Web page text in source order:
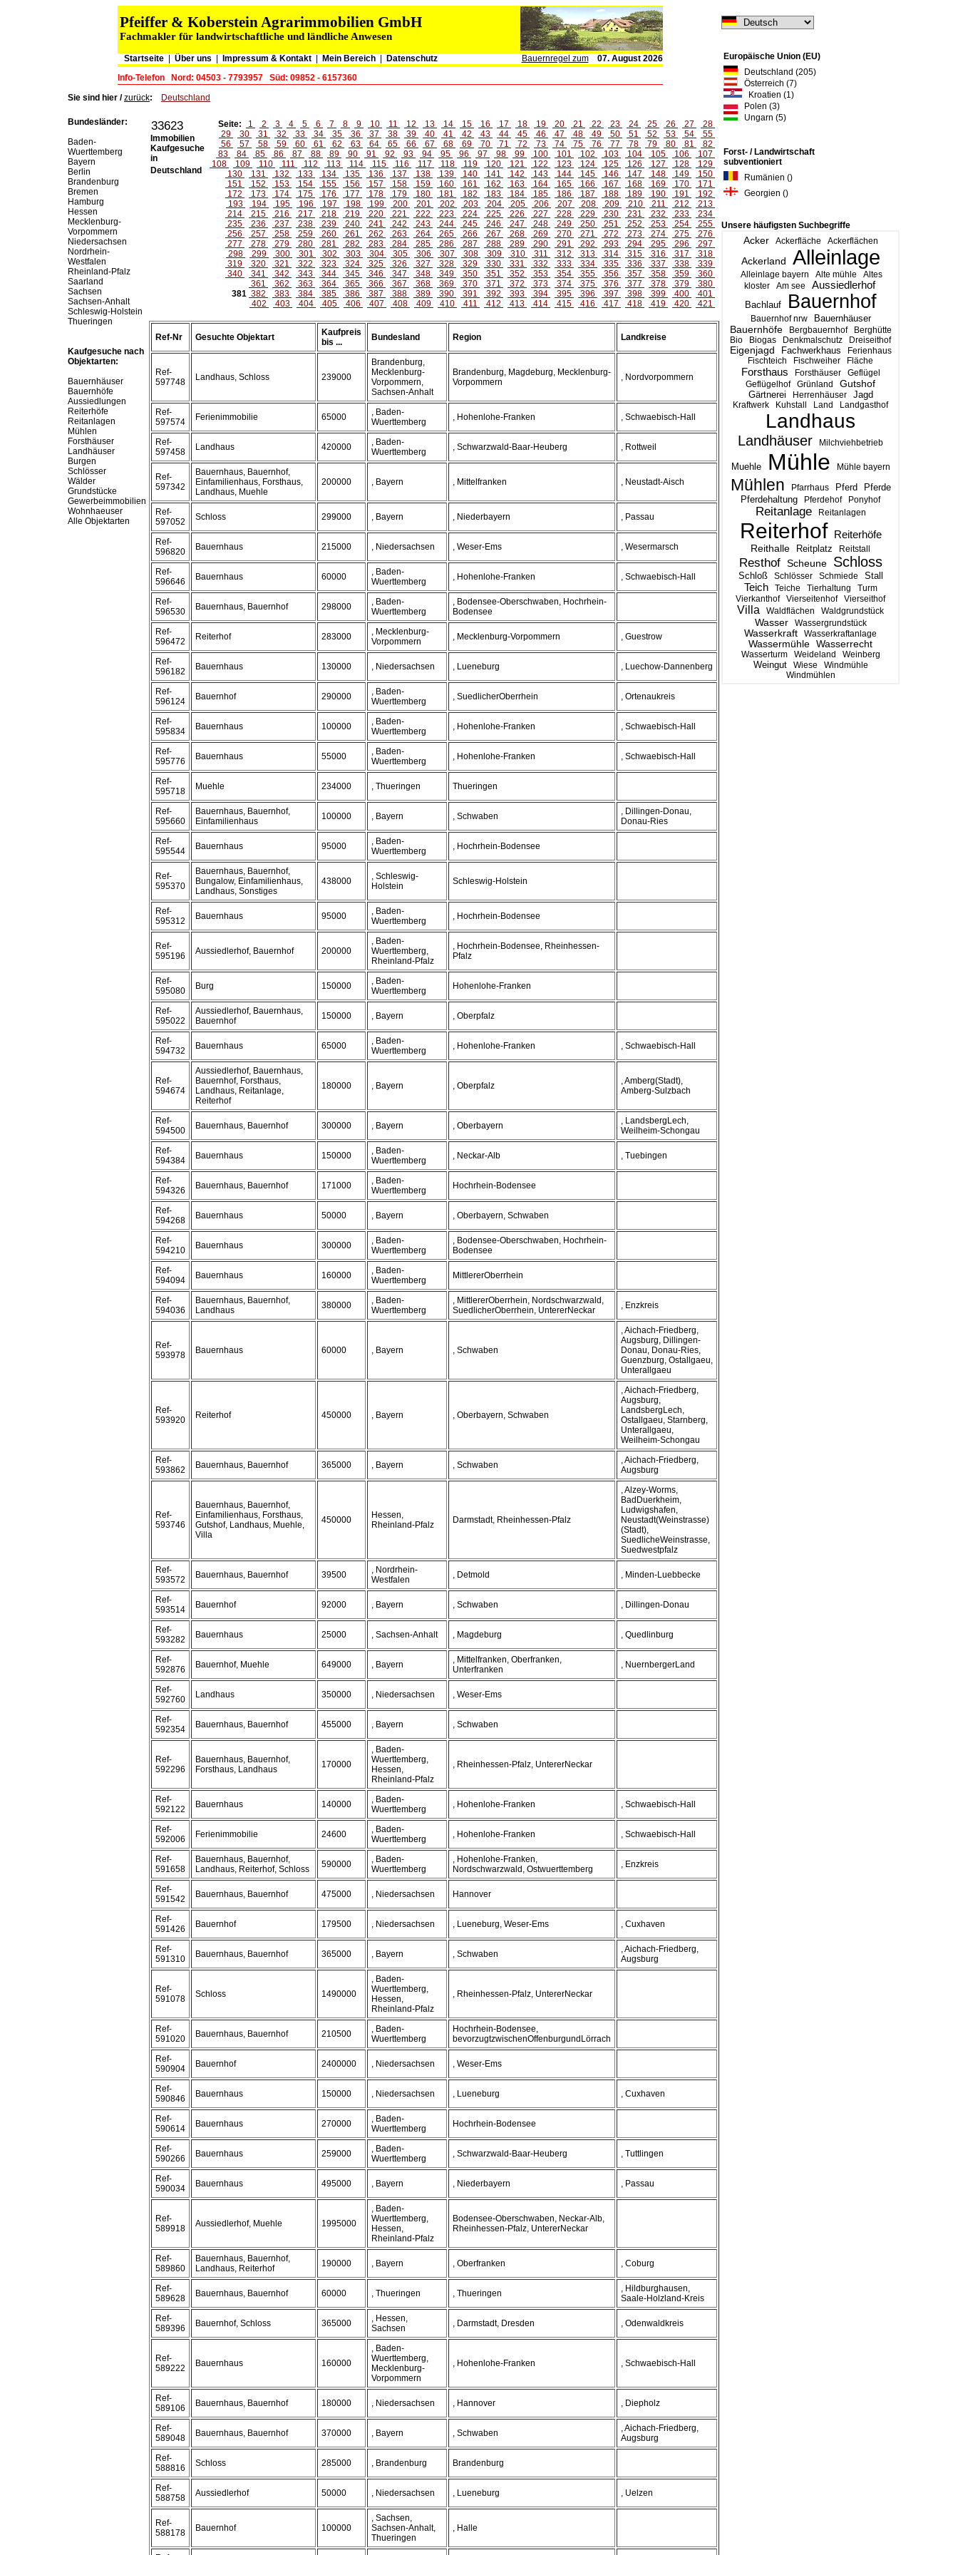
Pfeiffer & Koberstein Agrarimmobilien GmbH
Fachmakler für landwirtschaftliche und ländliche Anwesen
Startseite| Über uns Impressum & Kontakt| Mein Bereich Datenschutz Bauernregel zum
07. August 2026
Info-Telefon
Nord: 04503 - 7793957 Süd: 09852 - 6157360
Europäische Union (EU)
Deutschland (205)
Österreich (7)
Kroatien (1)
Polen (3)
Ungarn (5)
Forst- / Landwirtschaft
subventioniert
Rumänien ()
Georgien ()
Unsere häufigsten Suchbegriffe
Acker Ackerfläche Ackerflächen
Ackerland Alleinlage
Alleinlage bayern Alte mühle
Altes
kloster
Am see Aussiedlerhof
Bachlauf Bauernhof
Bauernhof nrw Bauernhäuser
Bauernhöfe Bergbauernhof
Berghütte
Bio
Biogas Denkmalschutz Dreiseithof
Eigenjagd Fachwerkhaus
Ferienhaus
Fischteich
Fischweiher Fläche
Forsthaus Forsthäuser
Geflügel
Geflügelhof
Grünland
Gutshof
Gärtnerei
Herrenhäuser Jagd
Kraftwerk Kuhstall Land Landgasthof
Landhaus
Landhäuser Milchviehbetrieb
Muehle Mühle Mühle bayern
Mühlen Pfarrhaus Pferd Pferde
Pferdehaltung Pferdehof Ponyhof
Reitanlage Reitanlagen
Reiterhof Reiterhöfe
Reithalle Reitplatz Reitstall
Resthof Scheune Schloss
Schloß Schlösser Schmiede Stall
Teich Teiche Tierhaltung
Turm
Vierkanthof
Vierseitenhof Vierseithof
Villa Waldflächen Waldgrundstück
Wasser Wassergrundstück
Wasserkraft Wasserkraftanlage
Wassermühle Wasserrecht
Wasserturm Weideland Weinberg
Weingut Wiese
Windmühle
Windmühlen
Sie sind hier /zurück: Deutschland
Bundesländer:
Baden-
Wuerttemberg
Bayern
Berlin
Brandenburg
Bremen
Hamburg
Hessen
Mecklenburg-
Vorpommern
Niedersachsen
Nordrhein-
Westfalen
Rheinland-Pfalz
Saarland
Sachsen
Sachsen-Anhalt
Schleswig-Holstein
Thueringen
Kaufgesuche nach
Objektarten:
Bauernhäuser
Bauernhöfe
Aussiedlungen
Reiterhöfe
Reitanlagen
Mühlen
Forsthäuser
Landhäuser
Burgen
Schlösser
Wälder
Grundstücke
Gewerbeimmobilien
Wohnhaeuser
Alle Objektarten
33623
Immobilien
Kaufgesuche
in
Deutschland
Seite: 1 2 3 4 5 6 7 8 9 10 11 12 13 14 15 16 17 18 19 20 21 22 23 24 25 26 27
28
29
30 31 32 33 34 35 36 37 38 39 40 41 42 43 44 45 46 47 48 49 50 51 52 53 54
55
56
57 58 59 60 61 62 63 64 65 66 67 68 69 70 71 72 73 74 75 76 77 78 79 80 81
82
83
84 85 86 87 88 89 90 91 92 93 94 95 96 97 98 99 100 101 102 103 104 105 106
107
108
109 110 111 112 113 114 115 116 117 118 119 120 121 122 123 124 125 126 127 128
129
130
131 132 133 134 135 136 137 138 139 140 141 142 143 144 145 146 147 148 149
150
151
152 153 154 155 156 157 158 159 160 161 162 163 164 165 166 167 168 169 170
171
172
173 174 175 176 177 178 179 180 181 182 183 184 185 186 187 188 189 190 191
192
193
194 195 196 197 198 199 200 201 202 203 204 205 206 207 208 209 210 211 212
213
214
215 216 217 218 219 220 221 222 223 224 225 226 227 228 229 230 231 232 233
234
235
236 237 238 239 240 241 242 243 244 245 246 247 248 249 250 251 252 253 254
255
256
257 258 259 260 261 262 263 264 265 266 267 268 269 270 271 272 273 274 275
276
277
278 279 280 281 282 283 284 285 286 287 288 289 290 291 292 293 294 295 296
297
298
299 300 301 302 303 304 305 306 307 308 309 310 311 312 313 314 315 316 317
318
319
320 321 322 323 324 325 326 327 328 329 330 331 332 333 334 335 336 337 338
339
340
341 342 343 344 345 346 347 348 349 350 351 352 353 354 355 356 357 358 359
360
361
362 363 364 365 366 367 368 369 370 371 372 373 374 375 376 377 378 379
380
381 382 383 384 385 386 387 388 389 390 391 392 393 394 395 396 397 398 399 400
401
402
403 404 405 406 407 408 409 410 411 412 413 414 415 416 417 418 419 420 421
Ref-Nr Gesuchte Objektart
Kaufpreis
bis ...
Bundesland Region Landkreise
Ref-
597748
Landhaus, Schloss 239000
Brandenburg,
Mecklenburg-
Vorpommern,
Sachsen-Anhalt
Brandenburg, Magdeburg, Mecklenburg-
Vorpommern
, Nordvorpommern
Ref-
597574
Ferienimmobilie 65000
, Baden-
Wuerttemberg
, Hohenlohe-Franken , Schwaebisch-Hall
Ref-
597458
Landhaus 420000
, Baden-
Wuerttemberg
, Schwarzwald-Baar-Heuberg , Rottweil
Ref-
597342
Bauernhaus, Bauernhof,
Einfamilienhaus, Forsthaus,
Landhaus, Muehle
200000 , Bayern , Mittelfranken , Neustadt-Aisch
Ref-
597052
Schloss 299000 , Bayern , Niederbayern , Passau
Ref-
596820
Bauernhaus 215000 , Niedersachsen , Weser-Ems , Wesermarsch
Ref-
596646
Bauernhaus 60000
, Baden-
Wuerttemberg
, Hohenlohe-Franken , Schwaebisch-Hall
Ref-
596530
Bauernhaus, Bauernhof 298000
, Baden-
Wuerttemberg
, Bodensee-Oberschwaben, Hochrhein-
Bodensee
Ref-
596472
Reiterhof 283000
, Mecklenburg-
Vorpommern
, Mecklenburg-Vorpommern , Guestrow
Ref-
596182
Bauernhaus 130000 , Niedersachsen , Lueneburg , Luechow-Dannenberg
Ref-
596124
Bauernhof 290000
, Baden-
Wuerttemberg
, SuedlicherOberrhein , Ortenaukreis
Ref-
595834
Bauernhaus 100000
, Baden-
Wuerttemberg
, Hohenlohe-Franken , Schwaebisch-Hall
Ref-
595776
Bauernhaus 55000
, Baden-
Wuerttemberg
, Hohenlohe-Franken , Schwaebisch-Hall
Ref-
595718
Muehle 234000 , Thueringen Thueringen
Ref-
595660
Bauernhaus, Bauernhof,
Einfamilienhaus
100000 , Bayern , Schwaben
, Dillingen-Donau,
Donau-Ries
Ref-
595544
Bauernhaus 95000
, Baden-
Wuerttemberg
, Hochrhein-Bodensee
Ref-
595370
Bauernhaus, Bauernhof,
Bungalow, Einfamilienhaus,
Landhaus, Sonstiges
438000
, Schleswig-
Holstein
Schleswig-Holstein
Ref-
595312
Bauernhaus 95000
, Baden-
Wuerttemberg
, Hochrhein-Bodensee
Ref-
595196
Aussiedlerhof, Bauernhof 200000
, Baden-
Wuerttemberg,
Rheinland-Pfalz
, Hochrhein-Bodensee, Rheinhessen-
Pfalz
Ref-
595080
Burg 150000
, Baden-
Wuerttemberg
Hohenlohe-Franken
Ref-
595022
Aussiedlerhof, Bauernhaus,
Bauernhof
150000 , Bayern , Oberpfalz
Ref-
594732
Bauernhaus 65000
, Baden-
Wuerttemberg
, Hohenlohe-Franken , Schwaebisch-Hall
Ref-
594674
Aussiedlerhof, Bauernhaus,
Bauernhof, Forsthaus,
Landhaus, Reitanlage,
Reiterhof
180000 , Bayern , Oberpfalz
, Amberg(Stadt),
Amberg-Sulzbach
Ref-
594500
Bauernhaus, Bauernhof 300000 , Bayern , Oberbayern
, LandsbergLech,
Weilheim-Schongau
Ref-
594384
Bauernhaus 150000
, Baden-
Wuerttemberg
, Neckar-Alb , Tuebingen
Ref-
594326
Bauernhaus, Bauernhof 171000
, Baden-
Wuerttemberg
Hochrhein-Bodensee
Ref-
594268
Bauernhaus 50000 , Bayern , Oberbayern, Schwaben
Ref-
594210
Bauernhaus 300000
, Baden-
Wuerttemberg
, Bodensee-Oberschwaben, Hochrhein-
Bodensee
Ref-
594094
Bauernhaus 160000
, Baden-
Wuerttemberg
MittlererOberrhein
Ref-
594036
Bauernhaus, Bauernhof,
Landhaus
380000
, Baden-
Wuerttemberg
, MittlererOberrhein, Nordschwarzwald,
SuedlicherOberrhein, UntererNeckar
, Enzkreis
Ref-
593978
Bauernhaus 60000 , Bayern , Schwaben
, Aichach-Friedberg,
Augsburg, Dillingen-
Donau, Donau-Ries,
Guenzburg, Ostallgaeu,
Unterallgaeu
Ref-
593920
Reiterhof 450000 , Bayern , Oberbayern, Schwaben
, Aichach-Friedberg,
Augsburg,
LandsbergLech,
Ostallgaeu, Starnberg,
Unterallgaeu,
Weilheim-Schongau
Ref-
593862
Bauernhaus, Bauernhof 365000 , Bayern , Schwaben
, Aichach-Friedberg,
Augsburg
Ref-
593746
Bauernhaus, Bauernhof,
Einfamilienhaus, Forsthaus,
Gutshof, Landhaus, Muehle,
Villa
450000
Hessen,
Rheinland-Pfalz
Darmstadt, Rheinhessen-Pfalz
, Alzey-Worms,
BadDuerkheim,
Ludwigshafen,
Neustadt(Weinstrasse)
(Stadt),
SuedlicheWeinstrasse,
Suedwestpfalz
Ref-
593572
Bauernhaus, Bauernhof 39500
, Nordrhein-
Westfalen
, Detmold , Minden-Luebbecke
Ref-
593514
Bauernhof 92000 , Bayern , Schwaben , Dillingen-Donau
Ref-
593282
Bauernhaus 25000 , Sachsen-Anhalt , Magdeburg , Quedlinburg
Ref-
592876
Bauernhof, Muehle 649000 , Bayern
, Mittelfranken, Oberfranken,
Unterfranken
, NuernbergerLand
Ref-
592760
Landhaus 350000 , Niedersachsen , Weser-Ems
Ref-
592354
Bauernhaus, Bauernhof 455000 , Bayern , Schwaben
Ref-
592296
Bauernhaus, Bauernhof,
Forsthaus, Landhaus
170000
, Baden-
Wuerttemberg,
Hessen,
Rheinland-Pfalz
, Rheinhessen-Pfalz, UntererNeckar
Ref-
592122
Bauernhaus 140000
, Baden-
Wuerttemberg
, Hohenlohe-Franken , Schwaebisch-Hall
Ref-
592006
Ferienimmobilie 24600
, Baden-
Wuerttemberg
, Hohenlohe-Franken , Schwaebisch-Hall
Ref-
591658
Bauernhaus, Bauernhof,
Landhaus, Reiterhof, Schloss
590000
, Baden-
Wuerttemberg
, Hohenlohe-Franken,
Nordschwarzwald, Ostwuerttemberg
, Enzkreis
Ref-
591542
Bauernhaus, Bauernhof 475000 , Niedersachsen Hannover
Ref-
591426
Bauernhof 179500 , Niedersachsen , Lueneburg, Weser-Ems , Cuxhaven
Ref-
591310
Bauernhaus, Bauernhof 365000 , Bayern , Schwaben
, Aichach-Friedberg,
Augsburg
Ref-
591078
Schloss 1490000
, Baden-
Wuerttemberg,
Hessen,
Rheinland-Pfalz
, Rheinhessen-Pfalz, UntererNeckar
Ref-
591020
Bauernhaus, Bauernhof 210500
, Baden-
Wuerttemberg
Hochrhein-Bodensee,
bevorzugtzwischenOffenburgundLörrach
Ref-
590904
Bauernhof 2400000 , Niedersachsen , Weser-Ems
Ref-
590846
Bauernhaus 150000 , Niedersachsen , Lueneburg , Cuxhaven
Ref-
590614
Bauernhaus 270000
, Baden-
Wuerttemberg
Hochrhein-Bodensee
Ref-
590266
Bauernhaus 259000
, Baden-
Wuerttemberg
, Schwarzwald-Baar-Heuberg , Tuttlingen
Ref-
590034
Bauernhaus 495000 , Bayern , Niederbayern , Passau
Ref-
589918
Aussiedlerhof, Muehle 1995000
, Baden-
Wuerttemberg,
Hessen,
Rheinland-Pfalz
Bodensee-Oberschwaben, Neckar-Alb,
Rheinhessen-Pfalz, UntererNeckar
Ref-
589860
Bauernhaus, Bauernhof,
Landhaus, Reiterhof
190000 , Bayern , Oberfranken , Coburg
Ref-
589628
Bauernhaus, Bauernhof 60000 , Thueringen , Thueringen
, Hildburghausen,
Saale-Holzland-Kreis
Ref-
589396
Bauernhof, Schloss 365000
, Hessen,
Sachsen
, Darmstadt, Dresden , Odenwaldkreis
Ref-
589222
Bauernhaus 160000
, Baden-
Wuerttemberg,
Mecklenburg-
Vorpommern
, Hohenlohe-Franken , Schwaebisch-Hall
Ref-
589106
Bauernhaus, Bauernhof 180000 , Niedersachsen , Hannover , Diepholz
Ref-
589048
Bauernhaus, Bauernhof 370000 , Bayern , Schwaben
, Aichach-Friedberg,
Augsburg
Ref-
588816
Schloss 285000 , Brandenburg Brandenburg
Ref-
588758
Aussiedlerhof 50000 , Niedersachsen , Lueneburg , Uelzen
Ref-
588178
Bauernhof 100000
, Sachsen,
Sachsen-Anhalt,
Thueringen
, Halle